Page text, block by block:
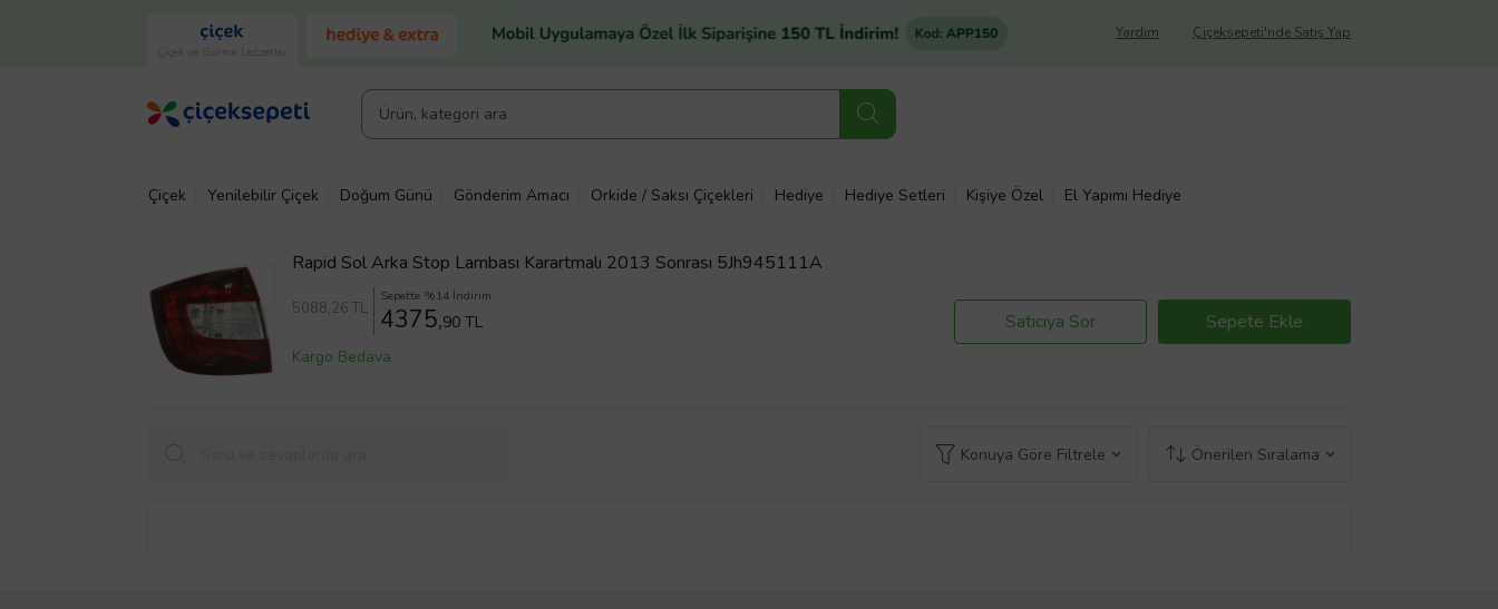
Çiçek ve Gurme Lezzetler
Çiçeksepeti'nde Satış Yap
Yardım
Çiçek Yenilebilir Çiçek Doğum Günü Gönderim Amacı Orkide / Saksı Çiçekleri Hediye Hediye Setleri Kişiye Özel El Yapımı Hediye
Rapid Sol Arka Stop Lambası Karartmalı 2013 Sonrası 5Jh945111A
5088,26 TL
Sepette %14 İndirim
4375,90 TL
Kargo Bedava
Satıcıya Sor Sepete Ekle
Konuya Göre Filtrele Önerilen Sıralama